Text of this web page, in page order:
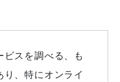
ビスを調べる、も
り、特にオンライ